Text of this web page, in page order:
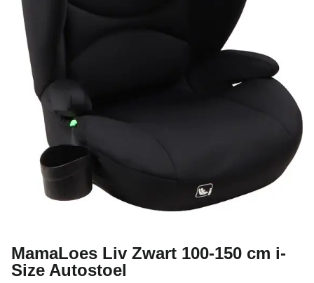
MamaLoes Liv Zwart 100-150 cm i-
Size Autostoel